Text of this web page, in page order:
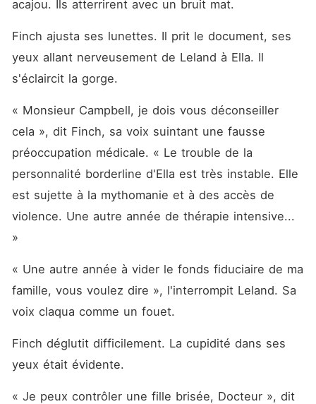
acajou. Ils atterrirent avec un bruit mat.
Finch ajusta ses lunettes. Il prit le document, ses
yeux allant nerveusement de Leland à Ella. Il
s'éclaircit la gorge.
« Monsieur Campbell, je dois vous déconseiller
cela », dit Finch, sa voix suintant une fausse
préoccupation médicale. « Le trouble de la
personnalité borderline d'Ella est très instable. Elle
est sujette à la mythomanie et à des accès de
violence. Une autre année de thérapie intensive...
»
« Une autre année à vider le fonds fiduciaire de ma
famille, vous voulez dire », l'interrompit Leland. Sa
voix claqua comme un fouet.
Finch déglutit difficilement. La cupidité dans ses
yeux était évidente.
« Je peux contrôler une fille brisée, Docteur », dit